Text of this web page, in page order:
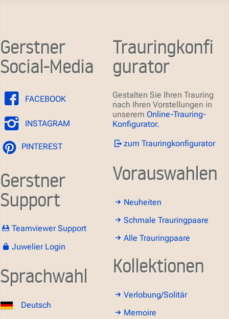
Gerstner
Social-Media
FACEBOOK
INSTAGRAM
PINTEREST
Gerstner
Support
Teamviewer Support
Juwelier Login
Sprachwahl
Deutsch
Trauringkonfi
gurator
Gestalten Sie Ihren Trauring
nach Ihren Vorstellungen in
unserem Online-Trauring-
Konfigurator.
zum Trauringkonfigurator
Vorauswahlen
Neuheiten
Schmale Trauringpaare
Alle Trauringpaare
Kollektionen
Verlobung/Solitär
Memoire